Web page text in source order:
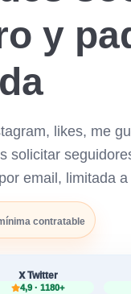
y
likes, me
solicitar
email, limitada
contratable
Twitter
4,9 · 1180+